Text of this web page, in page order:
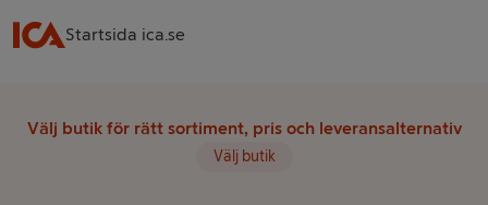
Startsida ica.se
Välj butik för rätt sortiment, pris och leveransalternativ
Välj butik